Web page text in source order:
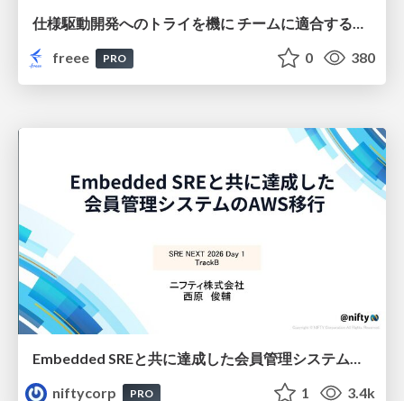
仕様駆動開発へのトライを機に チームに適合する手法を模索し続けている話
freee
PRO 0 380
Embedded SREと共に達成した会員管理システムのAWS移行 - SRE NEXT 2026 ランチスポンサーセッション
niftycorp
PRO 1 3.4k